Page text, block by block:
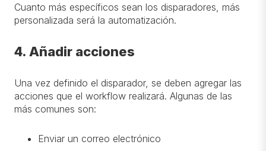
Cuanto más específicos sean los disparadores, más
personalizada será la automatización.
4. Añadir acciones
Una vez definido el disparador, se deben agregar las
acciones que el workflow realizará. Algunas de las
más comunes son:
Enviar un correo electrónico